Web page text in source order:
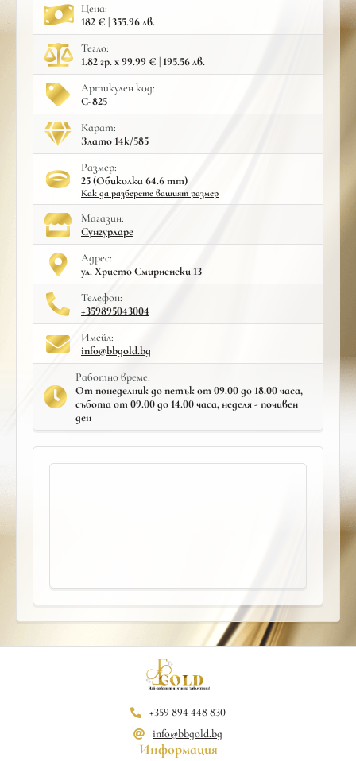
Цена:
182 € | 355.96 лв.
Тегло:
1.82 гр. x 99.99 € | 195.56 лв.
Артикулен код:
С-825
Карат:
Злато 14к/585
Размер:
25 (Обиколка 64.6 mm)
Как да разберете вашият размер
Mагазин:
Сунгурларе
Адрес:
ул. Христо Смирненски 13
Телефон:
+359895043004
Имейл:
info@bbgold.bg
Работно време:
От понеделник до петък от 09.00 до 18.00 часа,
събота от 09.00 до 14.00 часа, неделя - почивен
ден
+359 894 448 830
info@bbgold.bg
Информация